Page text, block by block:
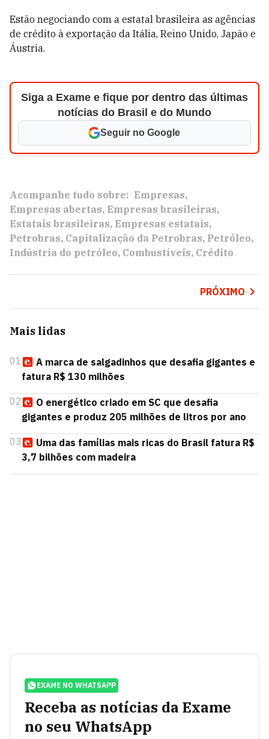
Estão negociando com a estatal brasileira as agências
de crédito à exportação da Itália, Reino Unido, Japão e
Áustria.
Siga a Exame e fique por dentro das últimas
notícias do Brasil e do Mundo
Seguir no Google
Acompanhe tudo sobre: Empresas
Empresas abertas Empresas brasileiras
Estatais brasileiras Empresas estatais
Petrobras Capitalização da Petrobras Petróleo
Indústria do petróleo Combustíveis Crédito
PRÓXIMO
Mais lidas
01
A marca de salgadinhos que desafia gigantes e
fatura R$ 130 milhões
02
O energético criado em SC que desafia
gigantes e produz 205 milhões de litros por ano
03
Uma das famílias mais ricas do Brasil fatura R$
3,7 bilhões com madeira
EXAME NO WHATSAPP
Receba as notícias da Exame
no seu WhatsApp